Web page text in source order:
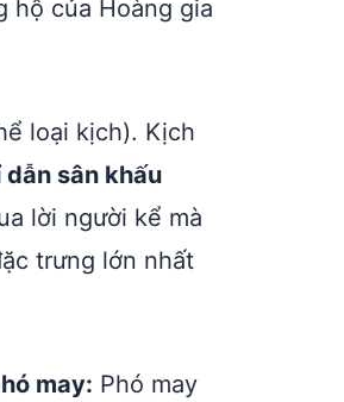
hộ của Hoàng gia
loại kịch). Kịch
dẫn sân khấu
lời người kể mà
trưng lớn nhất
may: Phó may